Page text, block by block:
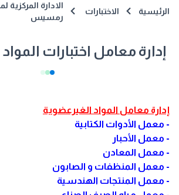
الرئيسية الاختبارات
الادارة المركزية
رمسيس
إدارة معامل اختبارات
إدارة معامل المواد الغيرعضوية
- معمل الأدوات الكتابية
- معمل الأحبار
- معمل المعادن
- معمل المنظفات و الصابون
- معمل المنتجات الهندسية